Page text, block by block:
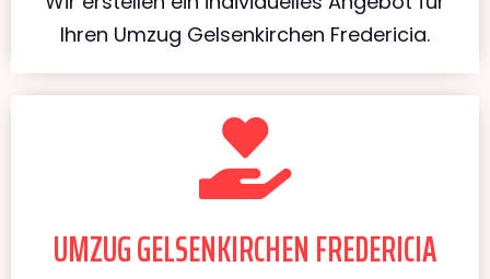
Ihren Umzug Gelsenkirchen Fredericia.
UMZUG GELSENKIRCHEN FREDERICIA